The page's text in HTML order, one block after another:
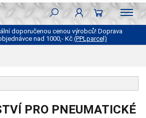
doporučenou cenou výrobců! Doprava
nad 1000,- Kč(PPLparcel)
PRO PNEUMATICKÉ